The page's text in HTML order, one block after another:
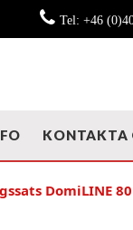
Tel: +46
KONTAKTA
DomiLINE 80